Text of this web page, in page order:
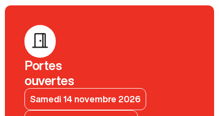
Portes
ouvertes
Samedi 14 novembre 2026